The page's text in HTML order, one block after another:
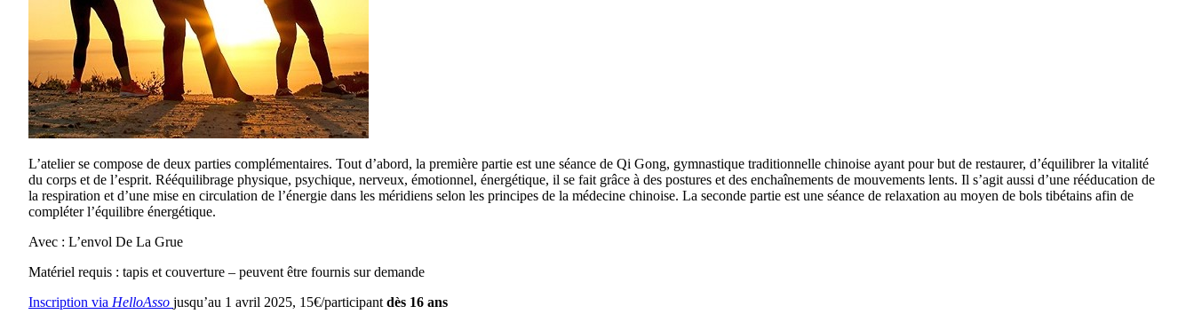
L’atelier se compose de deux parties complémentaires. Tout d’abord, la première partie est une séance de Qi Gong, gymnastique traditionnelle chinoise ayant pour but de restaurer, d’équilibrer la vitalité
du corps et de l’esprit. Rééquilibrage physique, psychique, nerveux, émotionnel, énergétique, il se fait grâce à des postures et des enchaînements de mouvements lents. Il s’agit aussi d’une rééducation de
la respiration et d’une mise en circulation de l’énergie dans les méridiens selon les principes de la médecine chinoise. La seconde partie est une séance de relaxation au moyen de bols tibétains afin de
compléter l’équilibre énergétique.
Avec : L’envol De La Grue
Matériel requis : tapis et couverture – peuvent être fournis sur demande
Inscription via HelloAsso jusqu’au 1 avril 2025, 15€/participant dès 16 ans